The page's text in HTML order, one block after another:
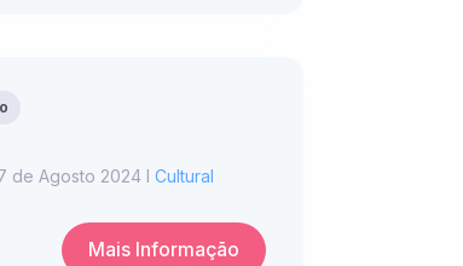
de Agosto 2024 I Cultural
Mais Informação